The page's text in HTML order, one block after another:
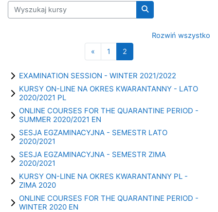
Wyszukaj kursy
Wyszukaj kursy
Rozwiń wszystko
« Poprzednia strona
1 Strona 1
2
EXAMINATION SESSION - WINTER 2021/2022
KURSY ON-LINE NA OKRES KWARANTANNY - LATO
2020/2021 PL
ONLINE COURSES FOR THE QUARANTINE PERIOD -
SUMMER 2020/2021 EN
SESJA EGZAMINACYJNA - SEMESTR LATO
2020/2021
SESJA EGZAMINACYJNA - SEMESTR ZIMA
2020/2021
KURSY ON-LINE NA OKRES KWARANTANNY PL -
ZIMA 2020
ONLINE COURSES FOR THE QUARANTINE PERIOD -
WINTER 2020 EN